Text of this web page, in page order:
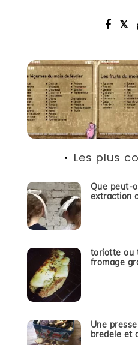
Les plus
Que peut-
extraction
toriotte ou
fromage
Une
bredele et